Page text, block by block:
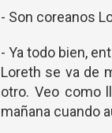
- Son coreanos
- Ya todo bien,
Loreth se va de
otro. Veo como
mañana cuando